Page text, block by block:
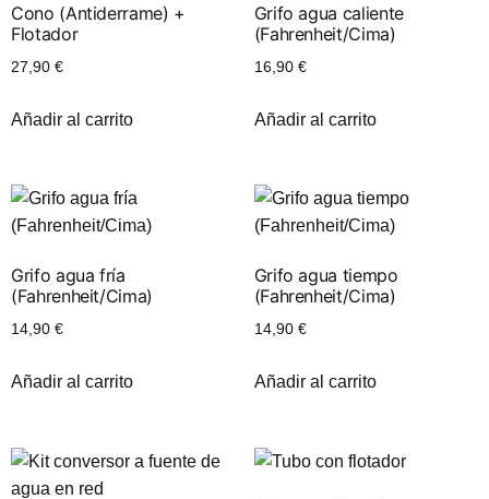
Cono (Antiderrame) +
Flotador
27,90 €
Añadir al carrito
Grifo agua caliente
(Fahrenheit/Cima)
16,90 €
Añadir al carrito
Grifo agua fría
(Fahrenheit/Cima)
14,90 €
Añadir al carrito
Grifo agua tiempo
(Fahrenheit/Cima)
14,90 €
Añadir al carrito